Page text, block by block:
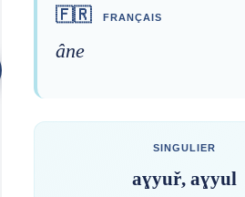
🇫🇷 FRANÇAIS
âne
SINGULIER
aɣyuř, aɣyul